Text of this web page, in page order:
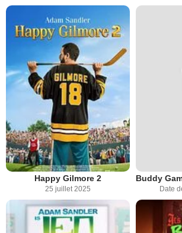
Happy Gilmore 2
25 juillet 2025 Date